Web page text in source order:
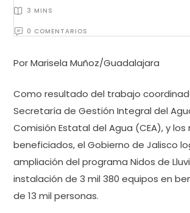
3 MINS
0 COMENTARIOS
Por Marisela Muñoz/Guadalajara
Como resultado del trabajo
Secretaría de Gestión Integral del
Comisión Estatal del Agua (CEA), y los
beneficiados, el Gobierno de Jalisco
ampliación del programa Nidos de
instalación de 3 mil 380 equipos en
de 13 mil personas.